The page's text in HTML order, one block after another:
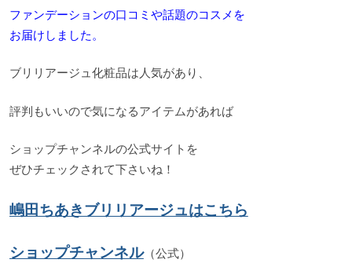
ファンデーションの口コミや話題のコスメを
お届けしました。
ブリリアージュ化粧品は人気があり、
評判もいいので気になるアイテムがあれば
ショップチャンネルの公式サイトを
ぜひチェックされて下さいね！
嶋田ちあきブリリアージュはこちら
ショップチャンネル（公式）